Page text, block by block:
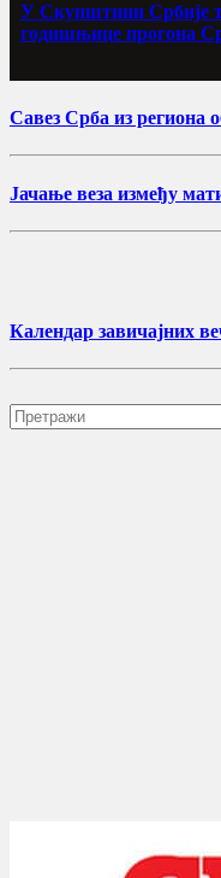
У Скупштини Србије
годишњице прогона
Савез Срба из региона
Јачање веза између
Календар завичајних